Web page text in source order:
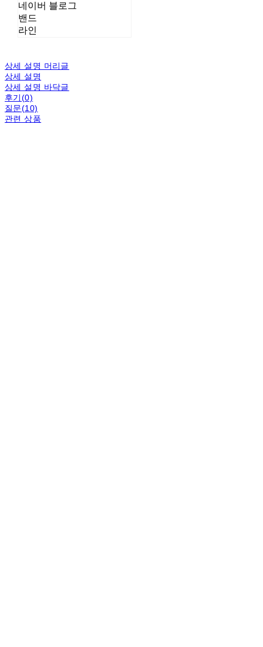
네이버 블로그
밴드
라인
상세 설명 머리글
상세 설명
상세 설명 바닥글
후기(0)
질문(10)
관련 상품